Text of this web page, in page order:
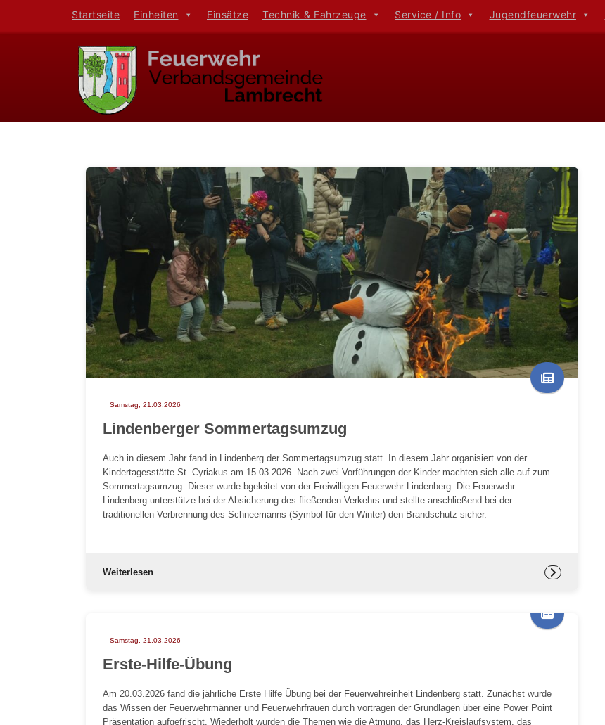
Startseite Einheiten Einsätze Technik & Fahrzeuge Service / Info Jugendfeuerwehr
Samstag, 21.03.2026
Lindenberger Sommertagsumzug
Auch in diesem Jahr fand in Lindenberg der Sommertagsumzug statt. In diesem Jahr organisiert von der
Kindertagesstätte St. Cyriakus am 15.03.2026. Nach zwei Vorführungen der Kinder machten sich alle auf zum
Sommertagsumzug. Dieser wurde bgeleitet von der Freiwilligen Feuerwehr Lindenberg. Die Feuerwehr
Lindenberg unterstütze bei der Absicherung des fließenden Verkehrs und stellte anschließend bei der
traditionellen Verbrennung des Schneemanns (Symbol für den Winter) den Brandschutz sicher.
Weiterlesen
Samstag, 21.03.2026
Erste-Hilfe-Übung
Am 20.03.2026 fand die jährliche Erste Hilfe Übung bei der Feuerwehreinheit Lindenberg statt. Zunächst wurde
das Wissen der Feuerwehrmänner und Feuerwehrfrauen durch vortragen der Grundlagen über eine Power Point
Präsentation aufgefrischt. Wiederholt wurden die Themen wie die Atmung, das Herz-Kreislaufsystem, das